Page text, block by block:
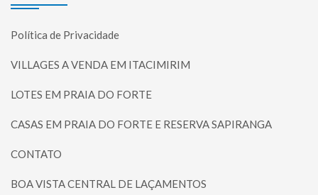
Política de Privacidade
VILLAGES A VENDA EM ITACIMIRIM
LOTES EM PRAIA DO FORTE
CASAS EM PRAIA DO FORTE E RESERVA SAPIRANGA
CONTATO
BOA VISTA CENTRAL DE LAÇAMENTOS